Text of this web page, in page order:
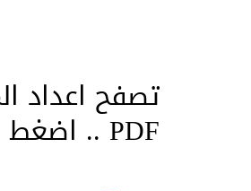
تصفح اعداد
PDF .. اضغط الشعار